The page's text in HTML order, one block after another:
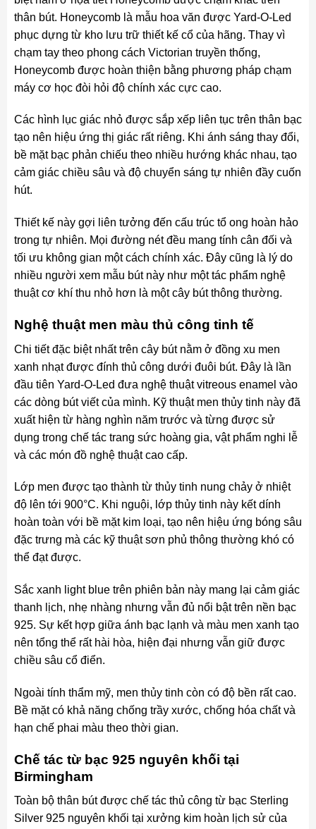
thân bút. Honeycomb là mẫu hoa văn được Yard-O-Led
phục dựng từ kho lưu trữ thiết kế cổ của hãng. Thay vì
chạm tay theo phong cách Victorian truyền thống,
Honeycomb được hoàn thiện bằng phương pháp chạm
máy cơ học đòi hỏi độ chính xác cực cao.
Các hình lục giác nhỏ được sắp xếp liên tục trên thân bạc
tạo nên hiệu ứng thị giác rất riêng. Khi ánh sáng thay đổi,
bề mặt bạc phản chiếu theo nhiều hướng khác nhau, tạo
cảm giác chiều sâu và độ chuyển sáng tự nhiên đầy cuốn
hút.
Thiết kế này gợi liên tưởng đến cấu trúc tổ ong hoàn hảo
trong tự nhiên. Mọi đường nét đều mang tính cân đối và
tối ưu không gian một cách chính xác. Đây cũng là lý do
nhiều người xem mẫu bút này như một tác phẩm nghệ
thuật cơ khí thu nhỏ hơn là một cây bút thông thường.
Nghệ thuật men màu thủ công tinh tế
Chi tiết đặc biệt nhất trên cây bút nằm ở đồng xu men
xanh nhạt được đính thủ công dưới đuôi bút. Đây là lần
đầu tiên Yard-O-Led đưa nghệ thuật vitreous enamel vào
các dòng bút viết của mình. Kỹ thuật men thủy tinh này đã
xuất hiện từ hàng nghìn năm trước và từng được sử
dụng trong chế tác trang sức hoàng gia, vật phẩm nghi lễ
và các món đồ nghệ thuật cao cấp.
Lớp men được tạo thành từ thủy tinh nung chảy ở nhiệt
độ lên tới 900°C. Khi nguội, lớp thủy tinh này kết dính
hoàn toàn với bề mặt kim loại, tạo nên hiệu ứng bóng sâu
đặc trưng mà các kỹ thuật sơn phủ thông thường khó có
thể đạt được.
Sắc xanh light blue trên phiên bản này mang lại cảm giác
thanh lịch, nhẹ nhàng nhưng vẫn đủ nổi bật trên nền bạc
925. Sự kết hợp giữa ánh bạc lạnh và màu men xanh tạo
nên tổng thể rất hài hòa, hiện đại nhưng vẫn giữ được
chiều sâu cổ điển.
Ngoài tính thẩm mỹ, men thủy tinh còn có độ bền rất cao.
Bề mặt có khả năng chống trầy xước, chống hóa chất và
hạn chế phai màu theo thời gian.
Chế tác từ bạc 925 nguyên khối tại
Birmingham
Toàn bộ thân bút được chế tác thủ công từ bạc Sterling
Silver 925 nguyên khối tại xưởng kim hoàn lịch sử của